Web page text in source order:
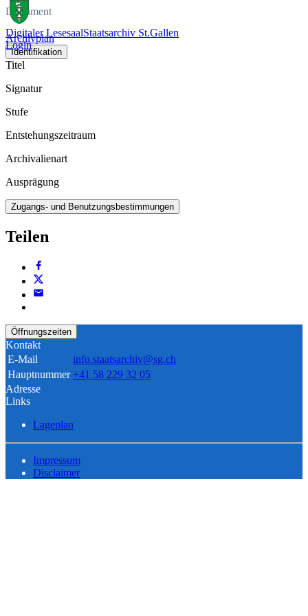
Digitaler LesesaalStaatsarchiv St.Gallen
Login
Dokument
Archivplan
Identifikation
Titel
Signatur
Stufe
Entstehungszeitraum
Archivalienart
Ausprägung
Zugangs- und Benutzungsbestimmungen
Teilen
Öffnungszeiten
Kontakt
E-Mail
info.staatsarchiv@sg.ch
Hauptnummer +41 58 229 32 05
Adresse
Links
Lageplan
Impressum
Disclaimer